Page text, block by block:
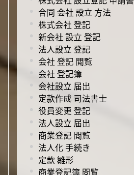
合同 会社 設立 方法
株式会社 登記
新会社 設立 登記
法人設立 登記
会社 登記 閲覧
会社 登記簿
会社設立 届出
定款作成 司法書士
役員変更 登記
法人設立 届出
商業登記 閲覧
法人化 手続き
定款 雛形
商業登記簿 閲覧